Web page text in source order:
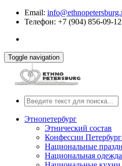
Email:
Телефон: +7 (904) 856-09-12
Toggle navigation
Этнопетербург
Этнический состав
Конфессии
Национальные
Национальная одежда